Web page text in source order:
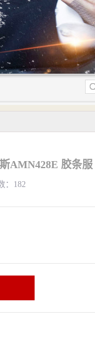
AMN428E 胶条
：182